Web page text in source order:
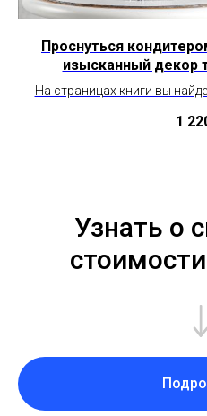
Проснуться
изысканный декор
На страницах книги вы
1
Узнать о